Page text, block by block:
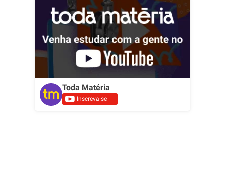
Toda Matéria
Inscreva-se